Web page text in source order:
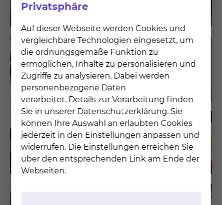
Privatsphäre
Auf dieser Webseite werden Cookies und
vergleichbare Technologien eingesetzt, um
die ordnungsgemäße Funktion zu
ermöglichen, Inhalte zu personalisieren und
Zugriffe zu analysieren. Dabei werden
personenbezogene Daten
verarbeitet. Details zur Verarbeitung finden
Sie in unserer Datenschutzerklärung. Sie
können Ihre Auswahl an erlaubten Cookies
jederzeit in den Einstellungen anpassen und
widerrufen. Die Einstellungen erreichen Sie
über den entsprechenden Link am Ende der
Webseiten.